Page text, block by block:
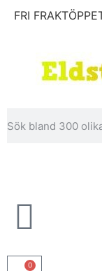
FRI FRAKT
0